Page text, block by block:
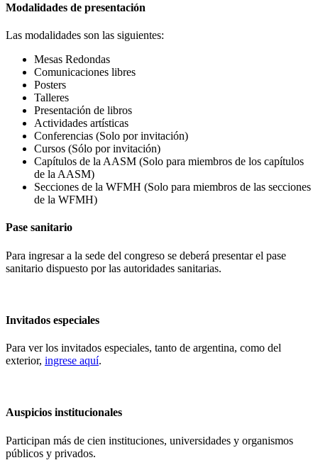
Modalidades de presentación
Las modalidades son las siguientes:
Mesas Redondas
Comunicaciones libres
Posters
Talleres
Presentación de libros
Actividades artísticas
Conferencias (Solo por invitación)
Cursos (Sólo por invitación)
Capítulos de la AASM (Solo para miembros de los capítulos
de la AASM)
Secciones de la WFMH (Solo para miembros de las secciones
de la WFMH)
Pase sanitario
Para ingresar a la sede del congreso se deberá presentar el pase
sanitario dispuesto por las autoridades sanitarias.
Invitados especiales
Para ver los invitados especiales, tanto de argentina, como del
exterior, ingrese aquí.
Auspicios institucionales
Participan más de cien instituciones, universidades y organismos
públicos y privados.